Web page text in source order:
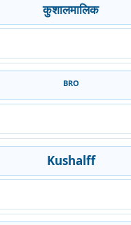
कुशालमालिक
ᴮᴿᴼ
Kushalff